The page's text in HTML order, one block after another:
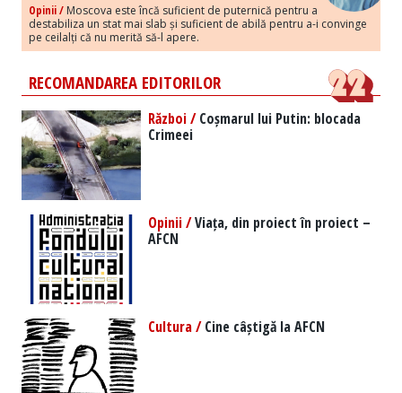
Opinii / Moscova este încă suficient de puternică pentru a
destabiliza un stat mai slab și suficient de abilă pentru a-i convinge
pe ceilalți că nu merită să-l apere.
RECOMANDAREA EDITORILOR
Război /Coșmarul lui Putin: blocada
Crimeei
Opinii /Viața, din proiect în proiect –
AFCN
Cultura /Cine câștigă la AFCN